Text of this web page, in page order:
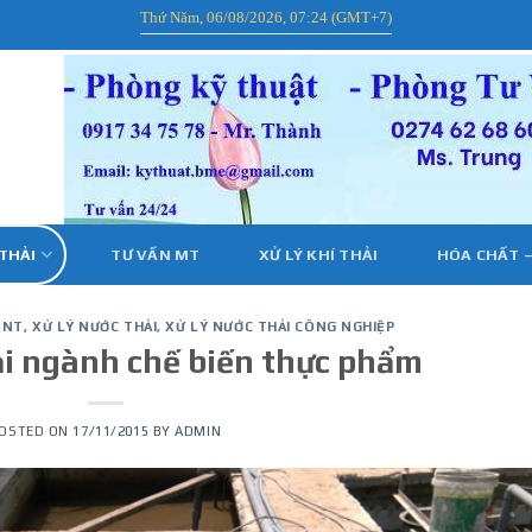
Thứ Năm, 06/08/2026, 07:24 (GMT+7)
TƯ VẤN MT XỬ LÝ KHÍ THẢI HÓA CHẤT
, XỬ LÝ NƯỚC THẢI,XỬ LÝ NƯỚC THẢI CÔNG NGHIỆP
ngành chế biến thực phẩm
ON 17/11/2015 BYADMIN